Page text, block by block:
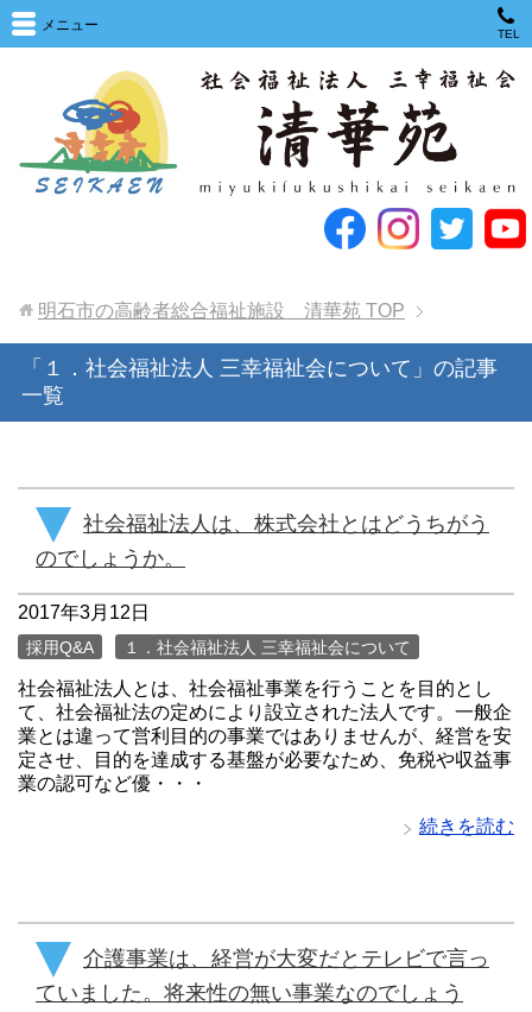
メニュー
TEL
明石市の高齢者総合福祉施設 清華苑 TOP
「１．社会福祉法人 三幸福祉会について」の記事
一覧
社会福祉法人は、株式会社とはどうちがう
のでしょうか。
2017年3月12日
採用Q&A １．社会福祉法人 三幸福祉会について
社会福祉法人とは、社会福祉事業を行うことを目的とし
て、社会福祉法の定めにより設立された法人です。一般企
業とは違って営利目的の事業ではありませんが、経営を安
定させ、目的を達成する基盤が必要なため、免税や収益事
業の認可など優・・・
続きを読む
介護事業は、経営が大変だとテレビで言っ
ていました。将来性の無い事業なのでしょう